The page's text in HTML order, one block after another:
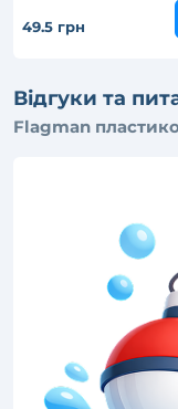
49.5 грн
Відгуки та
Flagman